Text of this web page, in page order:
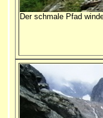
Der schmale Pfad